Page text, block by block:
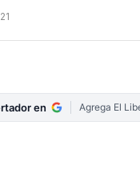
en Agrega El